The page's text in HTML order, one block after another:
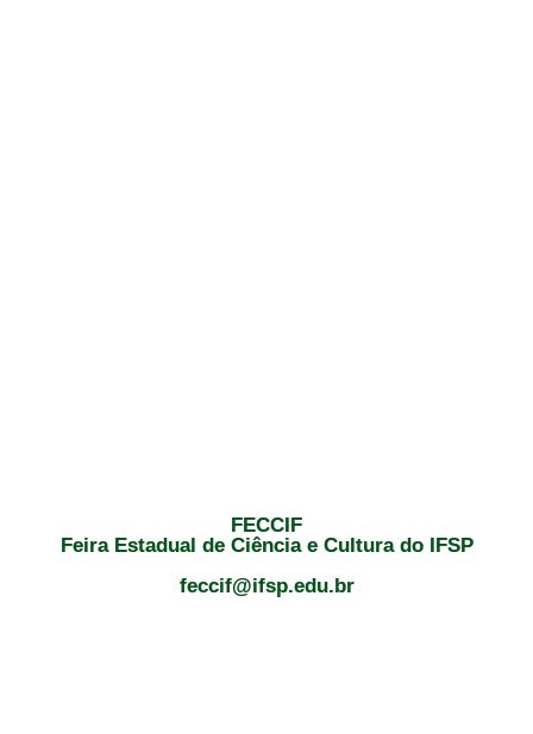
FECCIF
Feira Estadual de Ciência e Cultura do IFSP
feccif@ifsp.edu.br